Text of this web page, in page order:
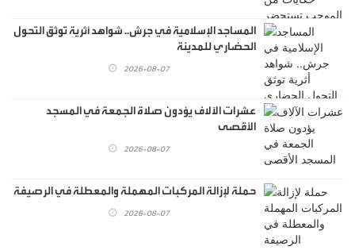
المساجد الإسلامية في جرش.. شواهد أثرية توثق التحول
الحضاري للمدينة
2026-08-07
عشرات الآلاف يؤدون صلاة الجمعة في المسجد
الأقصى
2026-08-07
حملة لإزالة المركبات المهملة والمعطلة في الرصيفة
2026-08-07